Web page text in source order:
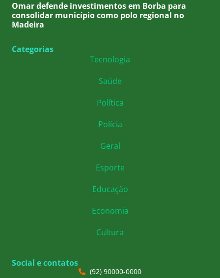
Omar defende investimentos em Borba para
consolidar município como polo regional no
Madeira
Categorias
Tecnologia
Saúde
Política
Polícia
Geral
Esporte
Educação
Economia
Cultura
Social e contatos
(92) 90000-0000